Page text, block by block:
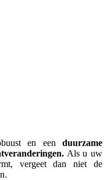
en een duurzame
Als u uw
vergeet dan niet de